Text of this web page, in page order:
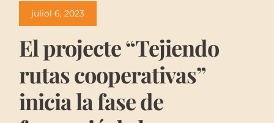
juliol 6, 2023
El projecte “Tejiendo
rutas cooperativas”
inicia la fase de